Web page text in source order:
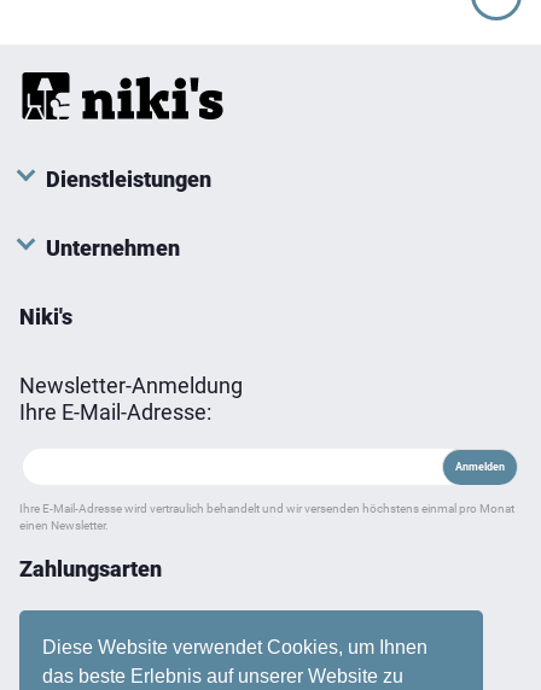
Diese Website verwendet Cookies, um Ihnen
das beste Erlebnis auf unserer Website zu
Dienstleistungen
Unternehmen
Niki's
Newsletter-Anmeldung
Ihre E-Mail-Adresse:
Ihre E-Mail-Adresse wird vertraulich behandelt und wir versenden höchstens einmal pro Monat
einen Newsletter.
Zahlungsarten